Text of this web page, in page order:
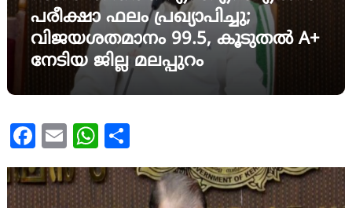
പരീക്ഷാ ഫലം പ്രഖ്യാപിച്ചു;
വിജയശതമാനം 99.5, കൂടുതൽ A+
നേടിയ ജില്ല മലപ്പുറം
Facebook
Email WhatsApp